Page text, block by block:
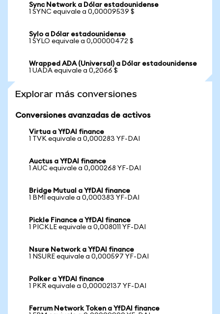
Sync Network a Dólar estadounidense
1 SYNC equivale a 0,00009539 $
Sylo a Dólar estadounidense
1 SYLO equivale a 0,00000472 $
Wrapped ADA (Universal) a Dólar estadounidense
1 UADA equivale a 0,2066 $
Explorar más conversiones
Conversiones avanzadas de activos
Virtua a YfDAI finance
1 TVK equivale a 0,000283 YF-DAI
Auctus a YfDAI finance
1 AUC equivale a 0,000268 YF-DAI
Bridge Mutual a YfDAI finance
1 BMI equivale a 0,000383 YF-DAI
Pickle Finance a YfDAI finance
1 PICKLE equivale a 0,008011 YF-DAI
Nsure Network a YfDAI finance
1 NSURE equivale a 0,000597 YF-DAI
Polker a YfDAI finance
1 PKR equivale a 0,00002137 YF-DAI
Ferrum Network Token a YfDAI finance